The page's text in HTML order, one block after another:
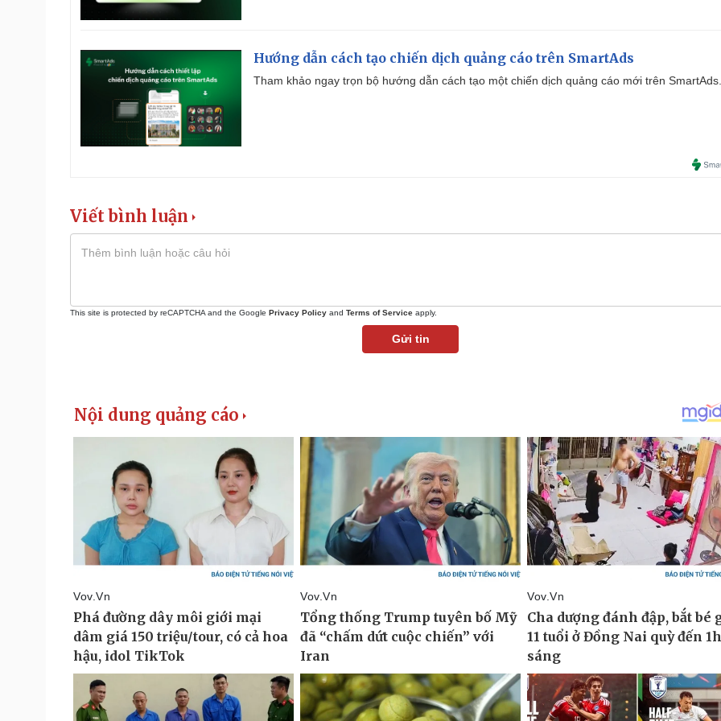
Hướng dẫn cách tạo chiến dịch quảng cáo trên SmartAds
Tham khảo ngay trọn bộ hướng dẫn cách tạo một chiến dịch quảng cáo mới trên SmartAds.
Viết bình luận
This site is protected by reCAPTCHA and the Google Privacy Policy and Terms of Service apply.
Gửi tin